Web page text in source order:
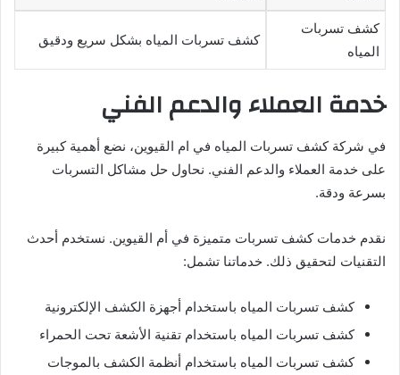
كشف تسربات
المياه
كشف تسربات المياه بشكل سريع ودقيق
خدمة العملاء والدعم الفني
في شركة كشف تسربات المياه في ام القيوين، نضع أهمية كبيرة
على خدمة العملاء والدعم الفني. نحاول حل مشاكل التسربات
بسرعة ودقة.
نقدم خدمات كشف تسربات متميزة في أم القيوين. نستخدم أحدث
التقنيات لتحقيق ذلك. خدماتنا تشمل:
كشف تسربات المياه باستخدام أجهزة الكشف الإلكترونية
كشف تسربات المياه باستخدام تقنية الأشعة تحت الحمراء
كشف تسربات المياه باستخدام أنظمة الكشف بالموجات